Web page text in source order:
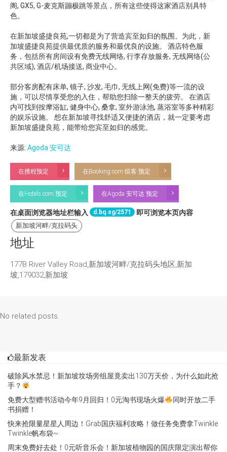
阁, GX5, G-麦克斯蹦极跳等景点，所有这些使得这家酒店别具特
色。
在新加坡盛捷良苑,一切都是为了营造宾至如归的氛围。为此，新
加坡盛捷良苑提供最优质的服务和最优良的设施。 酒店特色服
务，包括所有房间设有免费无线网络, 行李存放服务, 无线网络(公
共区域), 酒店/机场接送, 商业中心。
部分客房配有床单, 镜子, 沙发, 毛巾, 无线上网(免费)等一流的设
施，可以尽情享受您的入住，帮助您扫除一整天的疲劳。 在酒店
内可找到按摩浴缸, 健身中心, 桑拿, 室外游泳池, 蒸浴室等多种精彩
的娱乐设施。 想在新加坡寻找舒适又便捷的酒店，就一定要考虑
新加坡盛捷良苑，能带给您宾至如归的感觉。
来源: Agoda 安可达
在携程预定 在Booking.com 缤客 预定
在Hotels.com 预定 在Agoda 安可达 预定
在桌面浏览器地址栏输入 d.bq.sg/2571 即可浏览本页内容
新加坡河畔/克拉码头
地址
177B River Valley Road,新加坡河畔/克拉码头地区,新加
坡,179032,新加坡
No related posts.
最新发表
破除风水禁忌！新加坡坟场旁组屋竟卖出130万天价，为什么如此抢
手？
免费大型赠书活动今年9月回归！0元淘书现场火爆
同时开放二手
书捐赠！
快来抢限量星星人周边！Grab国庆福利攻略！做任务免费拿Twinkle
Twinkle帆布袋~
周末免费好去处！0元听音乐会！新加坡植物园的国庆限定演出帮你